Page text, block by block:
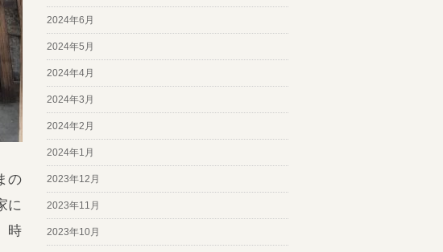
の
に
時
2024年6月
2024年5月
2024年4月
2024年3月
2024年2月
2024年1月
2023年12月
2023年11月
2023年10月